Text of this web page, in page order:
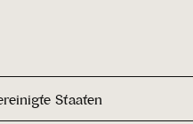
Staaten